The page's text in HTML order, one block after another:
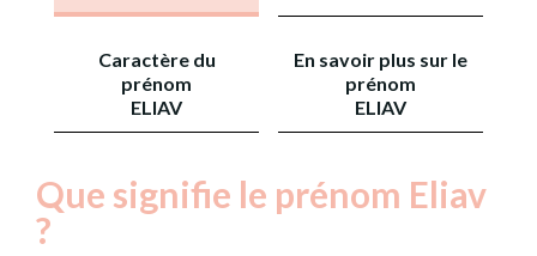
Caractère du
prénom
ELIAV
En savoir plus sur le
prénom
ELIAV
Que signifie le prénom Eliav
?